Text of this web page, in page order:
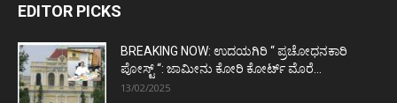
EDITOR PICKS
BREAKING NOW: ಉದಯಗಿರಿ “ ಪ್ರಚೋಧನಕಾರಿ
ಪೋಸ್ಟ್‌ “: ಜಾಮೀನು ಕೋರಿ ಕೋರ್ಟ್‌ ಮೊರೆ...
13/02/2025